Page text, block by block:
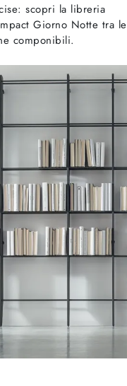
scopri la libreria
Giorno Notte tra le
componibili.